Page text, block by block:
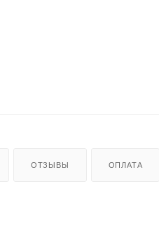
ОТЗЫВЫ ОПЛАТА